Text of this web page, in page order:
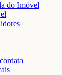
do Imóvel